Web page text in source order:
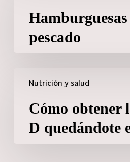
pescado
Nutrición y salud
Cómo obtener
D quedándote